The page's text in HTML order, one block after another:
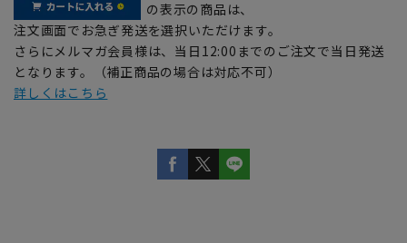
の表示の商品は、
注文画面でお急ぎ発送を選択いただけます。
さらにメルマガ会員様は、当日12:00までのご注文で当日発送
となります。（補正商品の場合は対応不可）
詳しくはこちら